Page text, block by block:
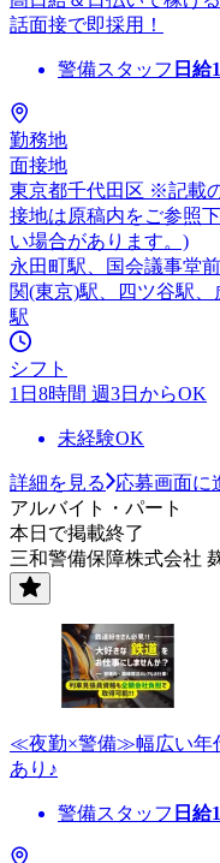
話面接で即採用！
警備スタッフ 日給
勤務地
面接地
東京都千代田区 ※記載
接地は原稿内をご参照
い場合があります。)
永田町駅、国会議事堂
関(東京)駅、四ツ谷駅
駅
シフト
1日8時間 週3日からOK
未経験OK
詳細を見る
応募画面に
アルバイト・パート
本日で掲載終了
三和警備保障株式会社
≪夜勤×警備≫幅広い年
あり♪
警備スタッフ 日給